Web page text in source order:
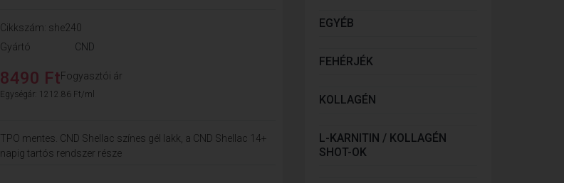
Cikkszám: she240
Gyártó
CND
Fogyasztói ár
8490 Ft
Egységár: 1212.86 Ft/ml
TPO mentes. CND Shellac színes gél lakk, a CND Shellac 14+
napig tartós rendszer része
EGYÉB
FEHÉRJÉK
KOLLAGÉN
L-KARNITIN / KOLLAGÉN
SHOT-OK